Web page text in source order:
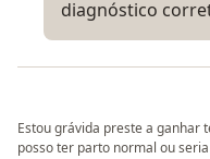
diagnóstico
Estou grávida preste a ganhar
posso ter parto normal ou seria